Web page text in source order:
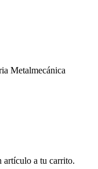
Metalmecánica
artículo a tu carrito.